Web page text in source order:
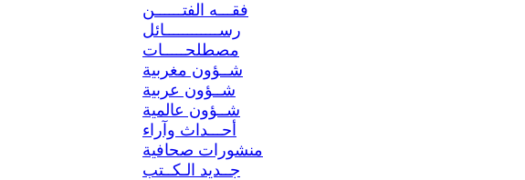
فقـــه الفتــــــن
رســــــــــــائل
مصطلحـــــات
شــؤون مغربية
شــؤون عربية
شــؤون عالمية
أحـــداث وآراء
منشورات صحافية
جــديد الـكــتب